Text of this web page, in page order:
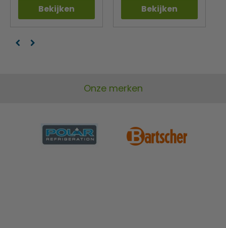
Bekijken Bekijken
Onze merken